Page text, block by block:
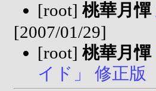
[root] 桃華月憚
[2007/01/29]
[root] 桃華月憚
イド」 修正版